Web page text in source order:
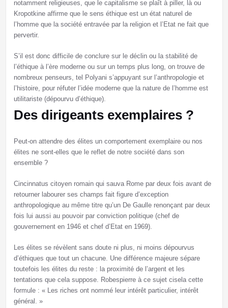
notamment religieuses, que le capitalisme se plaît à piller, là ou
Kropotkine affirme que le sens éthique est un état naturel de
l’homme que la société entravée par la religion et l’Etat ne fait que
pervertir.
S’il est donc difficile de conclure sur le déclin ou la stabilité de
l’éthique à l’ère moderne ou sur un temps plus long, on trouve de
nombreux penseurs, tel Polyani s’appuyant sur l’anthropologie et
l’histoire, pour réfuter l’idée moderne que la nature de l’homme est
utilitariste (dépourvu d’éthique).
Des dirigeants exemplaires ?
Peut-on attendre des élites un comportement exemplaire ou nos
élites ne sont-elles que le reflet de notre société dans son
ensemble ?
Cincinnatus citoyen romain qui sauva Rome par deux fois avant de
retourner labourer ses champs fait figure d’exception
anthropologique au même titre qu’un De Gaulle renonçant par deux
fois lui aussi au pouvoir par conviction politique (chef de
gouvernement en 1946 et chef d’Etat en 1969).
Les élites se révèlent sans doute ni plus, ni moins dépourvus
d’éthiques que tout un chacune. Une différence majeure sépare
toutefois les élites du reste : la proximité de l’argent et les
tentations que cela suppose. Robespierre à ce sujet cisela cette
formule : « Les riches ont nommé leur intérêt particulier, intérêt
général. »